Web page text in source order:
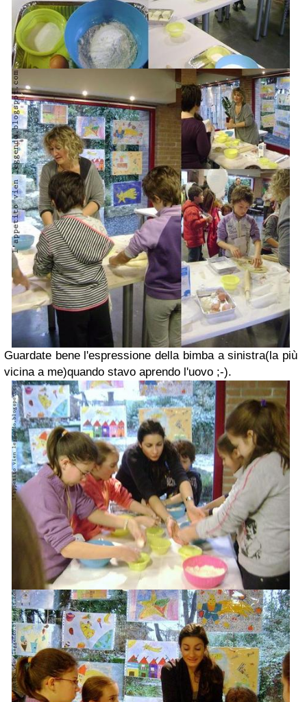
Guardate bene l'espressione della bimba a sinistra(la più
vicina a me)quando stavo aprendo l'uovo ;-).